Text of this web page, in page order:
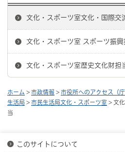
文化・スポーツ室文化・国際交
文化・スポーツ室 スポーツ振興
文化・スポーツ室歴史文化財担
ホーム > 市政情報 > 市役所へのアクセス（庁
生活局 > 市民生活局文化・スポーツ室 > 文
当
このサイトについて